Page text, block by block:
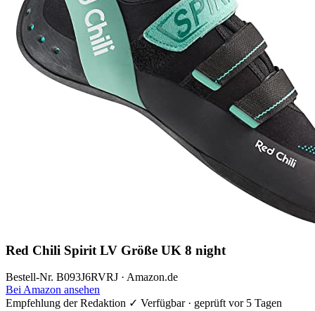
Red Chili Spirit LV Größe UK 8 night
Bestell-Nr. B093J6RVRJ · Amazon.de
Bei Amazon ansehen
Empfehlung der Redaktion ✓ Verfügbar · geprüft vor 5 Tagen